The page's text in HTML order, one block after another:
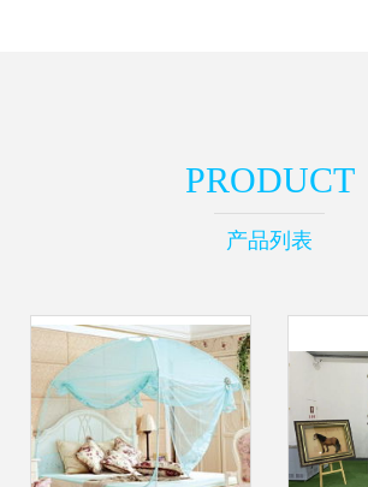
PRODUCT
产品列表